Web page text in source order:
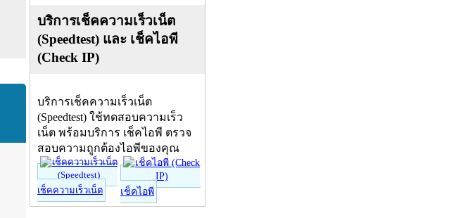
บริการเช็คความเร็วเน็ต
(Speedtest) และ เช็คไอพี
(Check IP)
บริการเช็คความเร็วเน็ต
(Speedtest) ใช้ทดสอบความเร็ว
เน็ต พร้อมบริการ เช็คไอพี ตรวจ
สอบความถูกต้องไอพีของคุณ
เช็คความเร็วเน็ต เช็คไอพี